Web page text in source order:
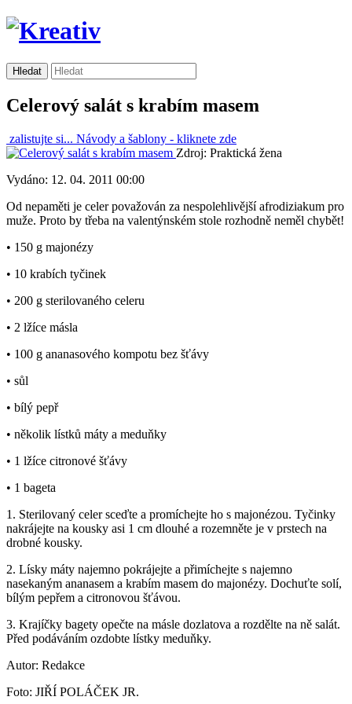
Celerový salát s krabím masem
zalistujte si... Návody a šablony - kliknete zde
Zdroj: Praktická žena
Vydáno: 12. 04. 2011 00:00
Od nepaměti je celer považován za nespolehlivější afrodiziakum pro
muže. Proto by třeba na valentýnském stole rozhodně neměl chybět!
• 150 g majonézy
• 10 krabích tyčinek
• 200 g sterilovaného celeru
• 2 lžíce másla
• 100 g ananasového kompotu bez šťávy
• sůl
• bílý pepř
• několik lístků máty a meduňky
• 1 lžíce citronové šťávy
• 1 bageta
1. Sterilovaný celer sceďte a promíchejte ho s majonézou. Tyčinky
nakrájejte na kousky asi 1 cm dlouhé a rozemněte je v prstech na
drobné kousky.
2. Lísky máty najemno pokrájejte a přimíchejte s najemno
nasekaným ananasem a krabím masem do majonézy. Dochuťte solí,
bílým pepřem a citronovou šťávou.
3. Krajíčky bagety opečte na másle dozlatova a rozdělte na ně salát.
Před podáváním ozdobte lístky meduňky.
Autor: Redakce
Foto: JIŘÍ POLÁČEK JR.